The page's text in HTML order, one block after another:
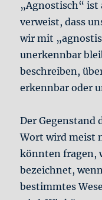
„Agnostisch“
verweist, dass
wir mit
unerkennbar
beschreiben,
erkennbar oder
Der Gegenstand
Wort wird meist
könnten fragen,
bezeichnet,
bestimmtes